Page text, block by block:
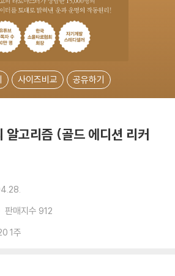
사이즈비교 공유하기
알고리즘 (골드 에디션 리커
판매지수 912
1주